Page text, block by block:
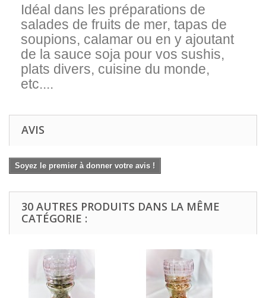
Idéal dans les préparations de
salades de fruits de mer, tapas de
soupions, calamar ou en y ajoutant
de la sauce soja pour vos sushis,
plats divers, cuisine du monde,
etc....
AVIS
Soyez le premier à donner votre avis !
30 AUTRES PRODUITS DANS LA MÊME
CATÉGORIE :